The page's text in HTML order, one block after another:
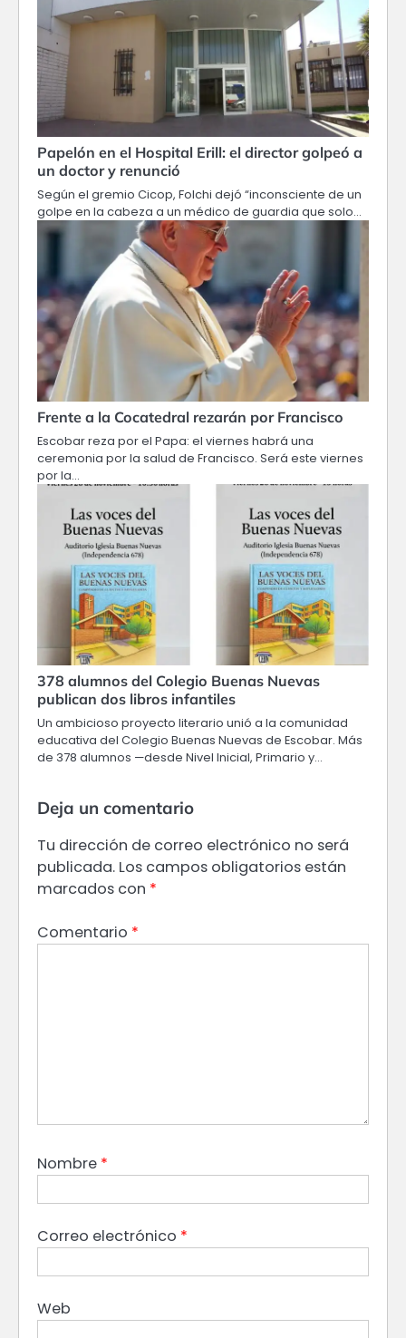
Papelón en el Hospital Erill: el director golpeó a
un doctor y renunció
Según el gremio Cicop, Folchi dejó “inconsciente de un
golpe en la cabeza a un médico de guardia que solo…
Frente a la Cocatedral rezarán por Francisco
Escobar reza por el Papa: el viernes habrá una
ceremonia por la salud de Francisco. Será este viernes
por la…
378 alumnos del Colegio Buenas Nuevas
publican dos libros infantiles
Un ambicioso proyecto literario unió a la comunidad
educativa del Colegio Buenas Nuevas de Escobar. Más
de 378 alumnos —desde Nivel Inicial, Primario y…
Deja un comentario
Tu dirección de correo electrónico no será
publicada. Los campos obligatorios están
marcados con *
Comentario *
Nombre *
Correo electrónico *
Web